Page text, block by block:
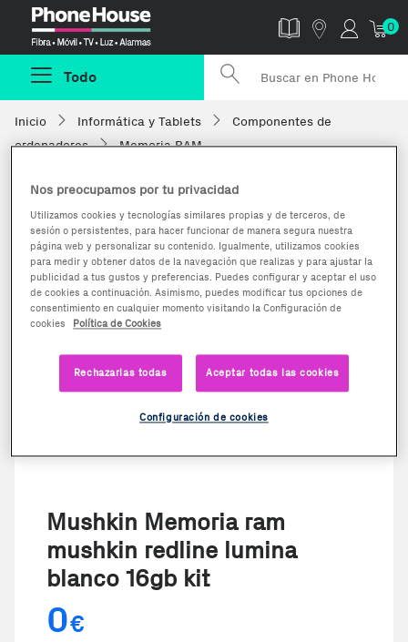
0
Todo
Inicio Informática y Tablets
Componentes de
ordenadores
Memoria RAM
Mushkin Memoria ram
mushkin redline lumina
blanco 16gb kit
0€
Nos preocupamos por tu privacidad
Utilizamos cookies y tecnologías similares propias y de terceros, de
sesión o persistentes, para hacer funcionar de manera segura nuestra
página web y personalizar su contenido. Igualmente, utilizamos cookies
para medir y obtener datos de la navegación que realizas y para ajustar la
publicidad a tus gustos y preferencias. Puedes configurar y aceptar el uso
de cookies a continuación. Asimismo, puedes modificar tus opciones de
consentimiento en cualquier momento visitando la Configuración de
cookies
Política de Cookies
Rechazarlas todas Aceptar todas las cookies
Configuración de cookies